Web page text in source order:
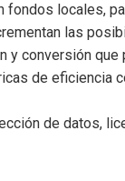
fondos locales,
las
y conversión que
de eficiencia
de datos,